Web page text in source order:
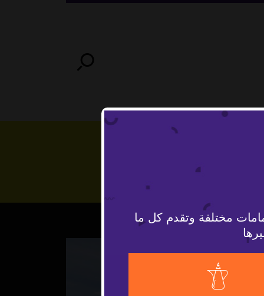
مختلفة وتقدم كل ما